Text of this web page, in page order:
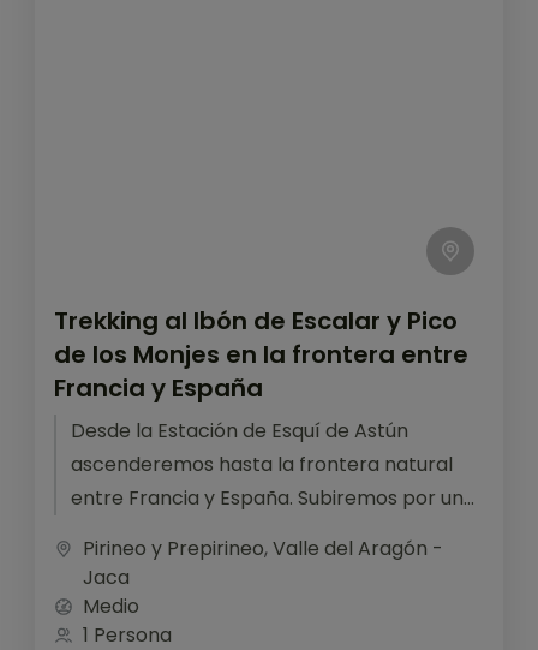
Trekking al Ibón de Escalar y Pico
de los Monjes en la frontera entre
Francia y España
Desde la Estación de Esquí de Astún
ascenderemos hasta la frontera natural
entre Francia y España. Subiremos por una
Pirineo y Prepirineo,Valle del Aragón -
Jaca
Medio
1 Persona